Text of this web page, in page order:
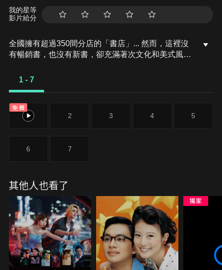
我的星等
影片給分
全國擁有超過350間分店的「書店」... 然而，這裡沒
有暢銷書，也沒有新書，卻充滿著次文化和美式風
家（Village Vanguard）遭遇了一次又一次震撼的邂
生活中所需的「一切」。
1 - 7
免費
1 2 3 4 5
6 7
其他人也看了